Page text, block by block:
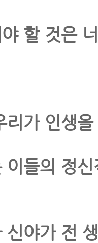
할 것은
리가 인생
이들의 정
신야가 전